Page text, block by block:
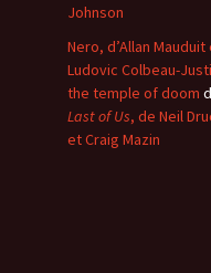
Johnson
Nero, d’Allan Mauduit
Ludovic Colbeau-
the temple of doom
Last of Us, de Neil
et Craig Mazin